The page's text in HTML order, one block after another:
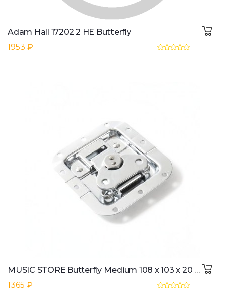
Adam Hall 17202 2 HE Butterfly
1953 ₽
MUSIC STORE Butterfly Medium 108 x 103 x 20 mm
1365 ₽